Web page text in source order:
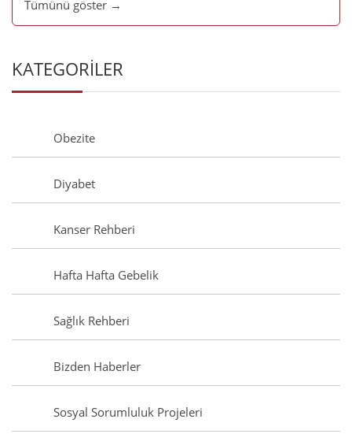
Tümünü göster →
KATEGORİLER
Obezite
Diyabet
Kanser Rehberi
Hafta Hafta Gebelik
Sağlık Rehberi
Bizden Haberler
Sosyal Sorumluluk Projeleri